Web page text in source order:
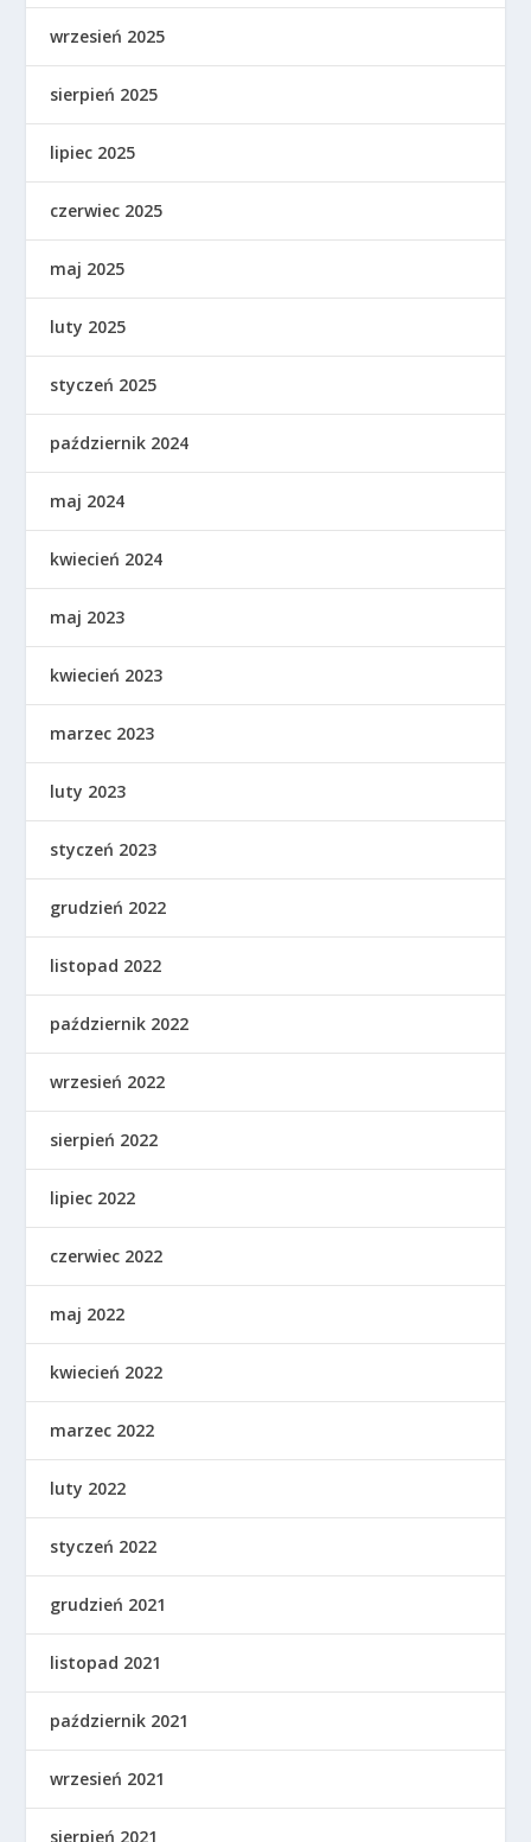
wrzesień 2025
sierpień 2025
lipiec 2025
czerwiec 2025
maj 2025
luty 2025
styczeń 2025
październik 2024
maj 2024
kwiecień 2024
maj 2023
kwiecień 2023
marzec 2023
luty 2023
styczeń 2023
grudzień 2022
listopad 2022
październik 2022
wrzesień 2022
sierpień 2022
lipiec 2022
czerwiec 2022
maj 2022
kwiecień 2022
marzec 2022
luty 2022
styczeń 2022
grudzień 2021
listopad 2021
październik 2021
wrzesień 2021
sierpień 2021